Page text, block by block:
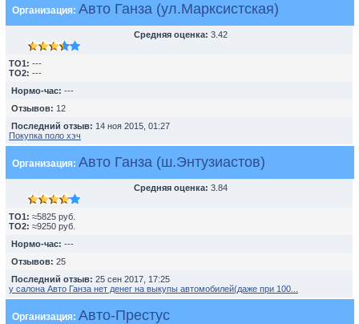
Организация: Авто Ганза (ул.Марксистская)
Средняя оценка: 3.42
TO1: ---
TO2: ---
Нормо-час: ---
Отзывов: 12
Последний отзыв: 14 ноя 2015, 01:27
Покупка поло хэч
Организация: Авто Ганза (ш.Энтузиастов)
Средняя оценка: 3.84
TO1: ≈5825 руб.
TO2: ≈9250 руб.
Нормо-час: ---
Отзывов: 25
Последний отзыв: 25 сен 2017, 17:25
у салона Авто Ганза нет денег на выкупы автомобилей(даже при 100...
Организация: Авто-Престус